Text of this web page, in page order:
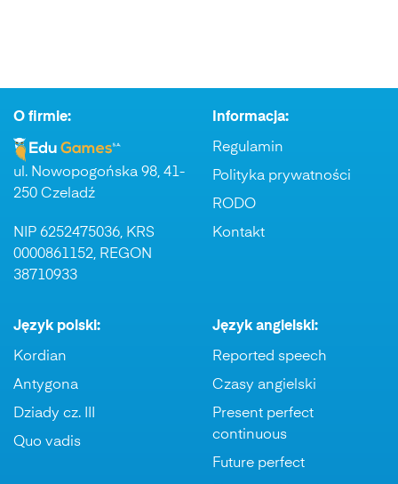
O firmie:
ul. Nowopogońska 98, 41-
250 Czeladź
NIP 6252475036, KRS
0000861152, REGON
38710933
Informacja:
Regulamin
Polityka prywatności
RODO
Kontakt
Język polski:
Kordian
Antygona
Dziady cz. III
Quo vadis
Język angielski:
Reported speech
Czasy angielski
Present perfect
continuous
Future perfect